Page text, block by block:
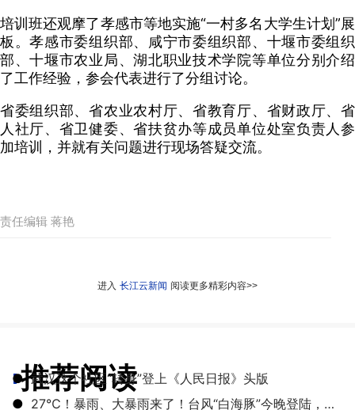
培训班还观摩了孝感市等地实施“一村多名大学生计划”展
板。孝感市委组织部、咸宁市委组织部、十堰市委组织
部、十堰市农业局、湖北职业技术学院等单位分别介绍
了工作经验，参会代表进行了分组讨论。
省委组织部、省农业农村厅、省教育厅、省财政厅、省
人社厅、省卫健委、省扶贫办等成员单位处室负责人参
加培训，并就有关问题进行现场答疑交流。
责任编辑 蒋艳
进入 长江云新闻 阅读更多精彩内容>>
推荐阅读
● 武汉这个社区“转身”登上《人民日报》头版
●
27℃！暴雨、大暴雨来了！台风“白海豚”今晚登陆，湖北开启降雨降温模式